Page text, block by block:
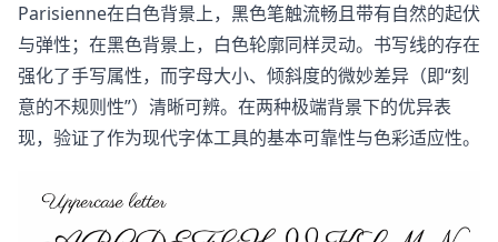
Parisienne在白色背景上，黑色笔触流畅且带有自然的起伏
与弹性；在黑色背景上，白色轮廓同样灵动。书写线的存在
强化了手写属性，而字母大小、倾斜度的微妙差异（即“刻
意的不规则性”）清晰可辨。在两种极端背景下的优异表
现，验证了作为现代字体工具的基本可靠性与色彩适应性。